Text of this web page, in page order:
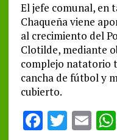
El jefe comunal, en
Chaqueña viene
al crecimiento del
Clotilde, mediante
complejo natatorio
cancha de fútbol y
cubierto.
F T E